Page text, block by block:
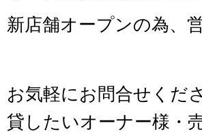
新店舗オープンの為、
お気軽にお問合せく
貸したいオーナー様・